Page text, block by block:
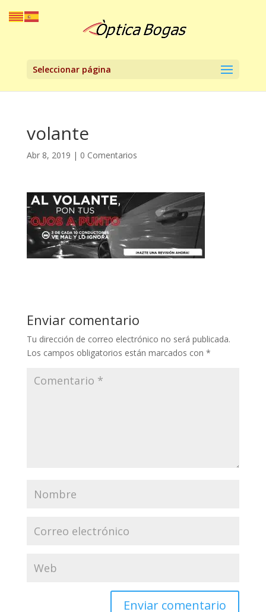
Seleccionar página
volante
Abr 8, 2019 | 0 Comentarios
Enviar comentario
Tu dirección de correo electrónico no será publicada.
Los campos obligatorios están marcados con *